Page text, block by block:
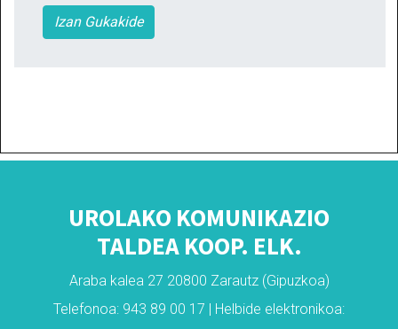
Izan Gukakide
UROLAKO KOMUNIKAZIO
TALDEA KOOP. ELK.
Araba kalea 27 20800 Zarautz (Gipuzkoa)
Telefonoa: 943 89 00 17 | Helbide elektronikoa: